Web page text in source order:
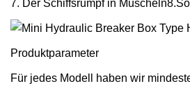
7. Der Schiffsrumpf in
Produktparameter
Für jedes Modell haben wir